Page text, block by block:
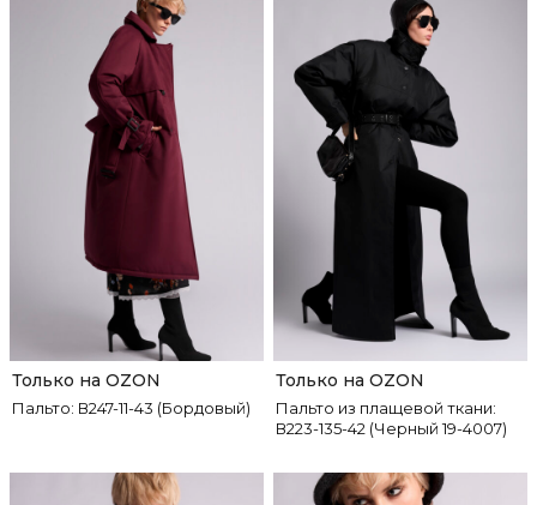
Пальто: В247-11-43 (Бордовый)
Только на OZON
Пальто из плащевой ткани:
В223-135-42 (Черный 19-4007)
Только на OZON